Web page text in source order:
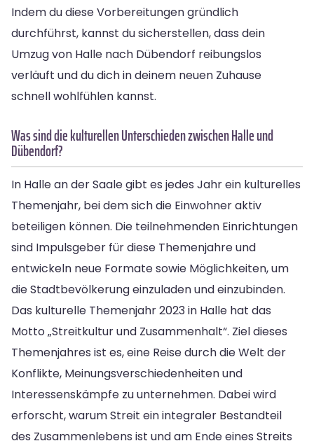
Indem du diese Vorbereitungen gründlich
durchführst, kannst du sicherstellen, dass dein
Umzug von Halle nach Dübendorf reibungslos
verläuft und du dich in deinem neuen Zuhause
schnell wohlfühlen kannst.
Was sind die kulturellen Unterschieden zwischen Halle und
Dübendorf?
In Halle an der Saale gibt es jedes Jahr ein kulturelles
Themenjahr, bei dem sich die Einwohner aktiv
beteiligen können. Die teilnehmenden Einrichtungen
sind Impulsgeber für diese Themenjahre und
entwickeln neue Formate sowie Möglichkeiten, um
die Stadtbevölkerung einzuladen und einzubinden.
Das kulturelle Themenjahr 2023 in Halle hat das
Motto „Streitkultur und Zusammenhalt“. Ziel dieses
Themenjahres ist es, eine Reise durch die Welt der
Konflikte, Meinungsverschiedenheiten und
Interessenskämpfe zu unternehmen. Dabei wird
erforscht, warum Streit ein integraler Bestandteil
des Zusammenlebens ist und am Ende eines Streits